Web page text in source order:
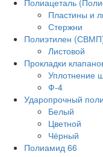
Полиацеталь
Пластины и
Стержни
Полиэтилен
Листовой
Прокладки
Уплотнение
Ф-4
Ударопрочный
Белый
Цветной
Чёрный
Полиамид 66